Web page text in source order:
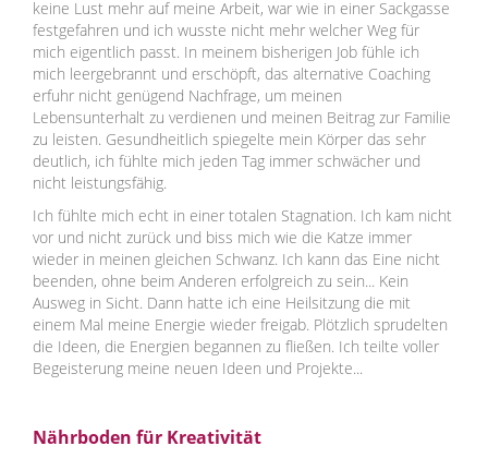
keine Lust mehr auf meine Arbeit, war wie in einer Sackgasse
festgefahren und ich wusste nicht mehr welcher Weg für
mich eigentlich passt. In meinem bisherigen Job fühle ich
mich leergebrannt und erschöpft, das alternative Coaching
erfuhr nicht genügend Nachfrage, um meinen
Lebensunterhalt zu verdienen und meinen Beitrag zur Familie
zu leisten. Gesundheitlich spiegelte mein Körper das sehr
deutlich, ich fühlte mich jeden Tag immer schwächer und
nicht leistungsfähig.
Ich fühlte mich echt in einer totalen Stagnation. Ich kam nicht
vor und nicht zurück und biss mich wie die Katze immer
wieder in meinen gleichen Schwanz. Ich kann das Eine nicht
beenden, ohne beim Anderen erfolgreich zu sein... Kein
Ausweg in Sicht. Dann hatte ich eine Heilsitzung die mit
einem Mal meine Energie wieder freigab. Plötzlich sprudelten
die Ideen, die Energien begannen zu fließen. Ich teilte voller
Begeisterung meine neuen Ideen und Projekte...
Nährboden für Kreativität